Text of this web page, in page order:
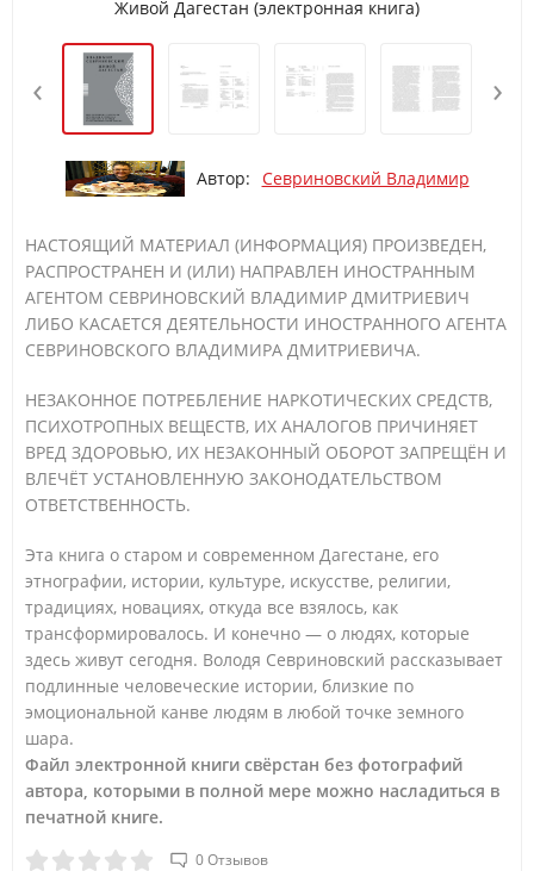
Живой Дагестан (электронная книга)
‹ ›
Автор: Севриновский Владимир
НАСТОЯЩИЙ МАТЕРИАЛ (ИНФОРМАЦИЯ) ПРОИЗВЕДЕН,
РАСПРОСТРАНЕН И (ИЛИ) НАПРАВЛЕН ИНОСТРАННЫМ
АГЕНТОМ СЕВРИНОВСКИЙ ВЛАДИМИР ДМИТРИЕВИЧ
ЛИБО КАСАЕТСЯ ДЕЯТЕЛЬНОСТИ ИНОСТРАННОГО АГЕНТА
СЕВРИНОВСКОГО ВЛАДИМИРА ДМИТРИЕВИЧА.
НЕЗАКОННОЕ ПОТРЕБЛЕНИЕ НАРКОТИЧЕСКИХ СРЕДСТВ,
ПСИХОТРОПНЫХ ВЕЩЕСТВ, ИХ АНАЛОГОВ ПРИЧИНЯЕТ
ВРЕД ЗДОРОВЬЮ, ИХ НЕЗАКОННЫЙ ОБОРОТ ЗАПРЕЩЁН И
ВЛЕЧЁТ УСТАНОВЛЕННУЮ ЗАКОНОДАТЕЛЬСТВОМ
ОТВЕТСТВЕННОСТЬ.
Эта книга о старом и современном Дагестане, его
этнографии, истории, культуре, искусстве, религии,
традициях, новациях, откуда все взялось, как
трансформировалось. И конечно — о людях, которые
здесь живут сегодня. Володя Севриновский рассказывает
подлинные человеческие истории, близкие по
эмоциональной канве людям в любой точке земного
шара.
Файл электронной книги свёрстан без фотографий
автора, которыми в полной мере можно насладиться в
печатной книге.
0 Отзывов